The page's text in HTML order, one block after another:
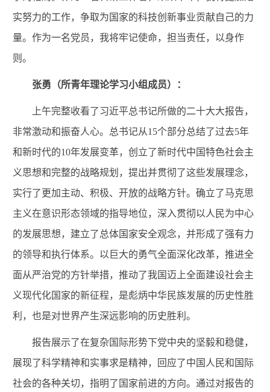
实努力的工作，争取为国家的科技创新事业贡献自己的力
量。作为一名党员，我将牢记使命，担当责任，以身作
则。
张勇（所青年理论学习小组成员）：
上午完整收看了习近平总书记所做的二十大大报告，
非常激动和振奋人心。总书记从15个部分总结了过去5年
和新时代的10年发展变革，创立了新时代中国特色社会主
义思想和完整的战略规划，提出并贯彻了这些发展理念，
实行了更加主动、积极、开放的战略方针。确立了马克思
主义在意识形态领域的指导地位，深入贯彻以人民为中心
的发展思想，建立了总体国家安全观念，并形成了强有力
的领导和执行体系。以巨大的勇气全面深化改革，推进全
面从严治党的方针举措，推动了我国迈上全面建设社会主
义现代化国家的新征程，是彪炳中华民族发展的历史性胜
利，也是对世界产生深远影响的历史胜利 。
报告展示了在复杂国际形势下党中央的坚毅和稳健，
展现了科学精神和实事求是精神，回应了中国 人民和国际
社会的各种关切，指明了国家前进的方向。通过对报告的